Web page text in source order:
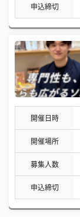
申込締切
開催日時
開催場所
募集人数
申込締切